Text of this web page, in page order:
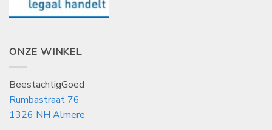
ONZE WINKEL
BeestachtigGoed
Rumbastraat 76
1326 NH Almere